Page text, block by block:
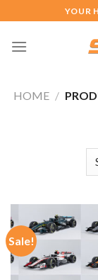
to
content
YOUR
HOME /
Sale!